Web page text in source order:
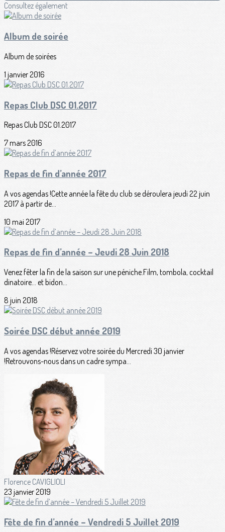
Consultez également
Album de soirée
Album de soirées
1 janvier 2016
Repas Club DSC 01.2017
Repas Club DSC 01.2017
7 mars 2016
Repas de fin d’année 2017
A vos agendas !Cette année la fête du club se déroulera jeudi 22 juin
2017 à partir de...
10 mai 2017
Repas de fin d’année – Jeudi 28 Juin 2018
Venez fêter la fin de la saison sur une péniche.Film, tombola, cocktail
dinatoire… et bidon...
8 juin 2018
Soirée DSC début année 2019
A vos agendas !Réservez votre soirée du Mercredi 30 janvier
!Retrouvons-nous dans un cadre sympa...
Florence CAVIGLIOLI
23 janvier 2019
Fête de fin d’année – Vendredi 5 Juillet 2019